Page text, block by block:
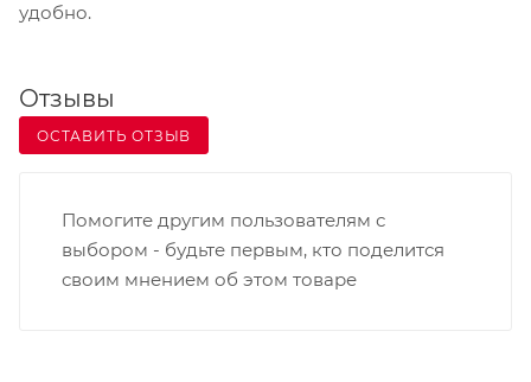
удобно.
Отзывы
ОСТАВИТЬ ОТЗЫВ
Помогите другим пользователям с
выбором - будьте первым, кто поделится
своим мнением об этом товаре